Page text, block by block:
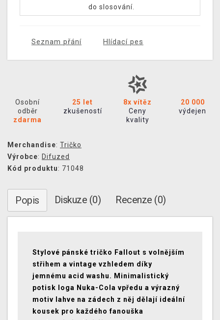
do slosování.
Seznam přání Hlídací pes
Osobní
odběr
zdarma
25 let
zkušeností
8x vítěz
Ceny
kvality
20 000
výdejen
Merchandise: Tričko
Výrobce: Difuzed
Kód produktu: 71048
Popis Diskuze (0) Recenze (0)
Stylové pánské tričko Fallout s volnějším
střihem a vintage vzhledem díky
jemnému acid washu. Minimalistický
potisk loga Nuka-Cola vpředu a výrazný
motiv lahve na zádech z něj dělají ideální
kousek pro každého fanouška